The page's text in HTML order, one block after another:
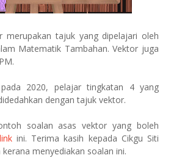
merupakan tajuk yang dipelajari oleh
Matematik Tambahan. Vektor juga
pada 2020, pelajar tingkatan 4 yang
dengan tajuk vektor.
soalan asas vektor yang boleh
linkini. Terima kasih kepada Cikgu Siti
menyediakan soalan ini.